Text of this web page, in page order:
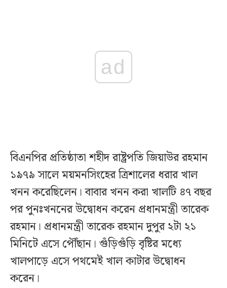
ad
বিএনপির প্রতিষ্ঠাতা শহীদ রাষ্ট্রপতি জিয়াউর রহমান
১৯৭৯ সালে ময়মনসিংহের ত্রিশালের ধরার খাল
খনন করেছিলেন। বাবার খনন করা খালটি ৪৭ বছর
পর পুনঃখননের উদ্বোধন করেন প্রধানমন্ত্রী তারেক
রহমান। প্রধানমন্ত্রী তারেক রহমান দুপুর ২টা ২১
মিনিটে এসে পৌঁছান। গুঁড়িগুঁড়ি বৃষ্টির মধ্যে
খালপাড়ে এসে পথমেই খাল কাটার উদ্বোধন
করেন।